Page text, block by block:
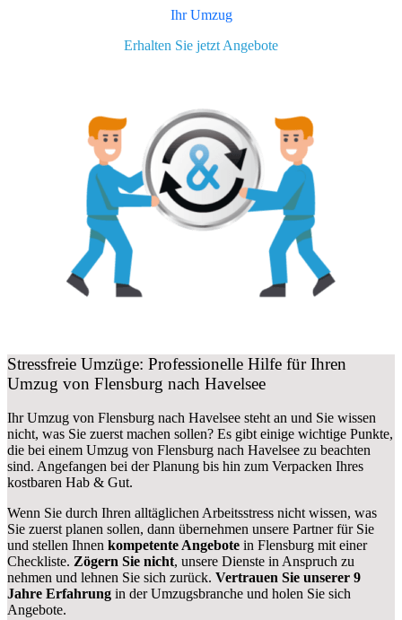
Ihr Umzug
Erhalten Sie jetzt Angebote
Stressfreie Umzüge: Professionelle Hilfe für Ihren
Umzug von Flensburg nach Havelsee
Ihr Umzug von Flensburg nach Havelsee steht an und Sie wissen
nicht, was Sie zuerst machen sollen? Es gibt einige wichtige Punkte,
die bei einem Umzug von Flensburg nach Havelsee zu beachten
sind. Angefangen bei der Planung bis hin zum Verpacken Ihres
kostbaren Hab & Gut.
Wenn Sie durch Ihren alltäglichen Arbeitsstress nicht wissen, was
Sie zuerst planen sollen, dann übernehmen unsere Partner für Sie
und stellen Ihnen kompetente Angebote in Flensburg mit einer
Checkliste. Zögern Sie nicht, unsere Dienste in Anspruch zu
nehmen und lehnen Sie sich zurück. Vertrauen Sie unserer 9
Jahre Erfahrung in der Umzugsbranche und holen Sie sich
Angebote.